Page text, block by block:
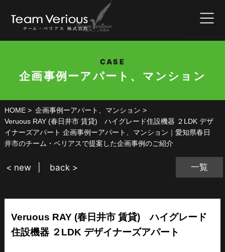
CASE
企画事例ーアパート、マンション
HOME
企画事例ーアパート、マンション
Veruous RAY (春日井市 賃貸) ハイグレード住設機器 ２LDK デザ
イナーズアパート 企画事例ーアパート、マンション｜愛知県春日
井市のチーム・ベリアスで提案した企画事例のご紹介
一覧
< new back >
Veruous RAY (春日井市 賃貸) ハイグレード
住設機器 ２LDK デザイナーズアパート